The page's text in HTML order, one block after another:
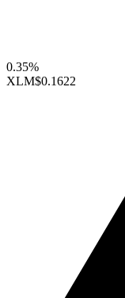
0.35%
XLM$0.1622